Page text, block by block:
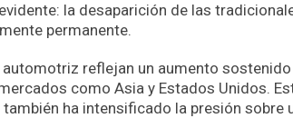
la desaparición de las
permanente.
reflejan un aumento sostenido
como Asia y Estados Unidos.
ha intensificado la presión sobre